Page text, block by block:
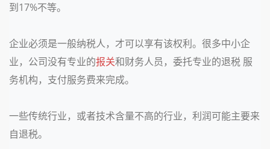
到17%不等。
企业必须是一般纳税人，才可以享有该权利。很多中小企
业，公司没有专业的报关和财务人员，委托专业的退税 服
务机构，支付服务费来完成。
一些传统行业，或者技术含量不高的行业，利润可能主要来
自退税。